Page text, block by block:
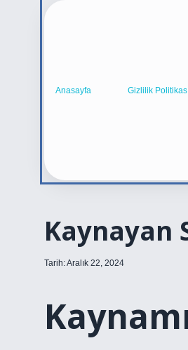
Anasayfa Gizlilik
Kaynayan
Tarih: Aralık 22, 2024